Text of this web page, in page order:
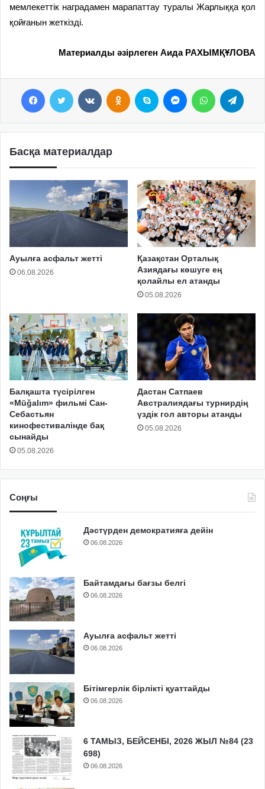
мемлекеттік наградамен марапаттау туралы Жарлыққа қол
қойғанын жеткізді.
Материалды әзірлеген Аида РАХЫМҚҰЛОВА
Басқа материалдар
Ауылға асфальт жетті
06.08.2026
Қазақстан Орталық
Азиядағы көшуге ең
қолайлы ел атанды
05.08.2026
Балқашта түсірілген
«Mūğalım» фильмі Сан-
Себастьян
кинофестивалінде бақ
сынайды
05.08.2026
Дастан Сатпаев
Австралиядағы турнирдің
үздік гол авторы атанды
05.08.2026
Соңғы
Дәстүрден демократияға дейін
06.08.2026
Байтамдағы бағзы белгі
06.08.2026
Ауылға асфальт жетті
06.08.2026
Бітімгерлік бірлікті қуаттайды
06.08.2026
6 ТАМЫЗ, БЕЙСЕНБІ, 2026 ЖЫЛ №84 (23
698)
06.08.2026